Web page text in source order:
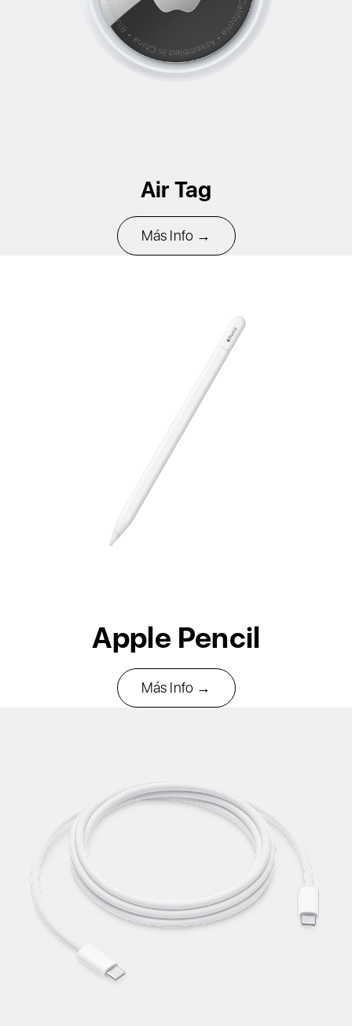
Air Tag
Más Info →
Apple Pencil
Más Info →